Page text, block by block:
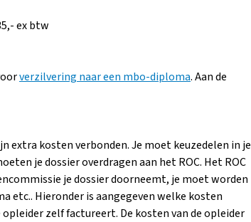
ex btw
verzilvering naar een mbo-diploma. Aan de
extra kosten verbonden. Je moet keuzedelen in je
je dossier overdragen aan het ROC. Het ROC
je dossier doorneemt, je moet worden
etc.. Hieronder is aangegeven welke kosten
zelf factureert. De kosten van de opleider